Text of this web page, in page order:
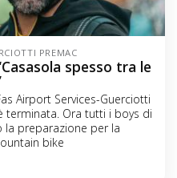
PREMAC
spesso tra le
Airport Services-Guerciotti
terminata. Ora tutti i boys di
la preparazione per la
bike